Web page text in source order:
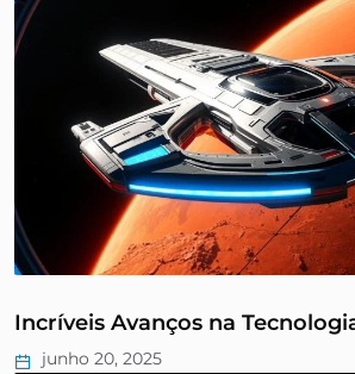
Incríveis Avanços na
junho 20, 2025